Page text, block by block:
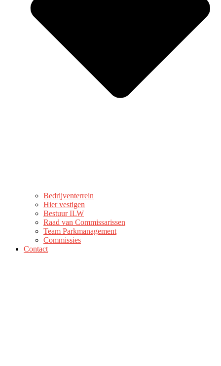
Bedrijventerrein
Hier vestigen
Bestuur ILW
Raad van Commissarissen
Team Parkmanagement
Commissies
Contact